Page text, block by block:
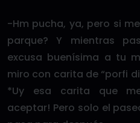
-Hm pucha, ya, pero si
parque? Y mientras
excusa buenísima a tu
miro con carita de “porfi
*Uy esa carita que
aceptar! Pero solo el